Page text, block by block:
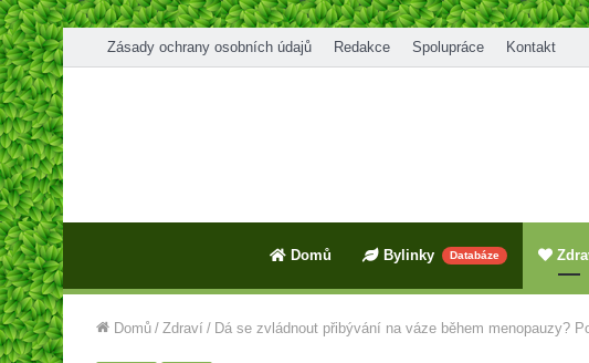
Zásady ochrany osobních údajů Redakce Spolupráce Kontakt
Domů Bylinky Databáze
Domů / Zdraví / Dá se zvládnout přibývání na váze během menopauzy?